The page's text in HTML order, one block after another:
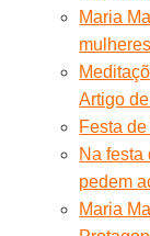
Maria
Artigo
Festa
Na festa
pedem
Maria